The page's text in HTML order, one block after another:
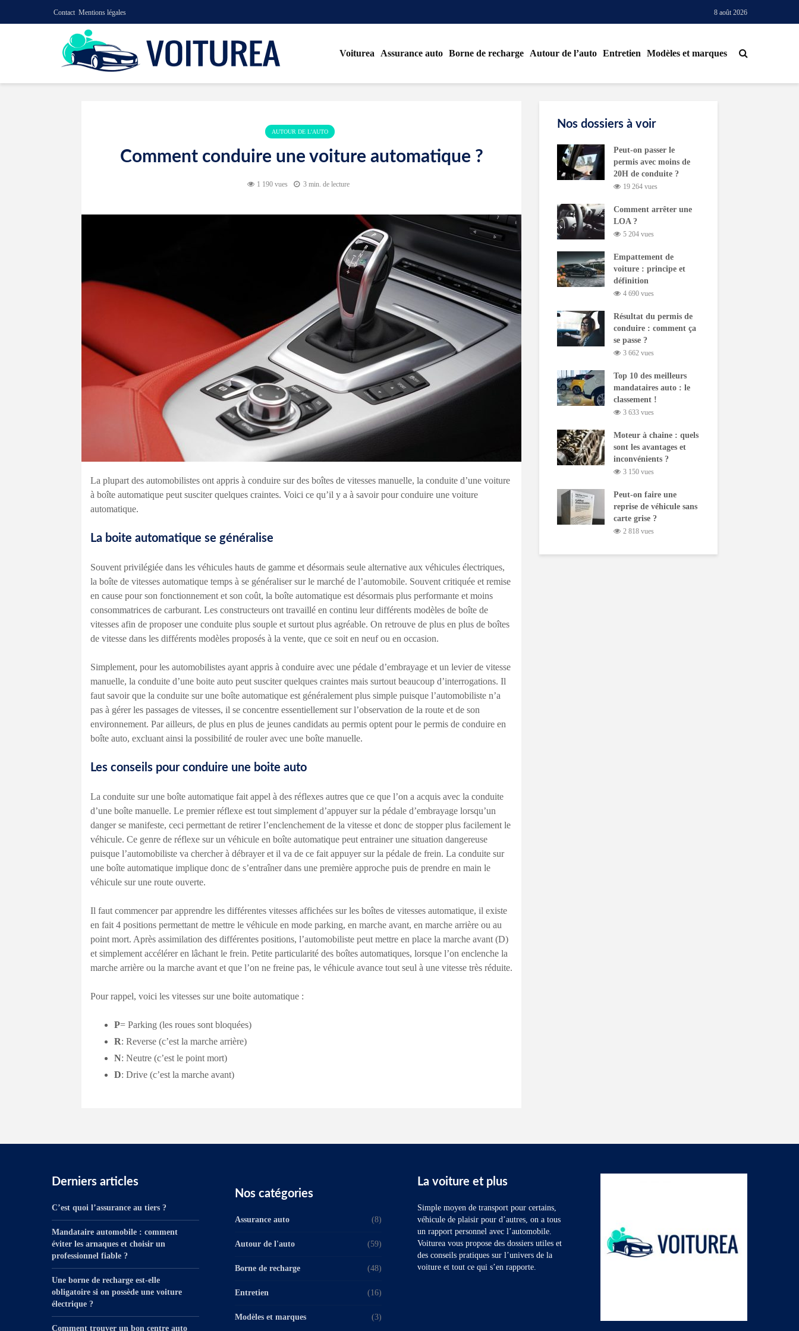
Contact Mentions légales 8 août 2026
Voiturea Assurance auto Borne de recharge Autour de l’auto Entretien Modèles et marques
AUTOUR DE L'AUTO
Comment conduire une voiture automatique ?
1 190 vues 3 min. de lecture
La plupart des automobilistes ont appris à conduire sur des boîtes de vitesses manuelle, la conduite d’une voiture
à boîte automatique peut susciter quelques craintes. Voici ce qu’il y a à savoir pour conduire une voiture
automatique.
La boite automatique se généralise
Souvent privilégiée dans les véhicules hauts de gamme et désormais seule alternative aux véhicules électriques,
la boîte de vitesses automatique temps à se généraliser sur le marché de l’automobile. Souvent critiquée et remise
en cause pour son fonctionnement et son coût, la boîte automatique est désormais plus performante et moins
consommatrices de carburant. Les constructeurs ont travaillé en continu leur différents modèles de boîte de
vitesses afin de proposer une conduite plus souple et surtout plus agréable. On retrouve de plus en plus de boîtes
de vitesse dans les différents modèles proposés à la vente, que ce soit en neuf ou en occasion.
Simplement, pour les automobilistes ayant appris à conduire avec une pédale d’embrayage et un levier de vitesse
manuelle, la conduite d’une boite auto peut susciter quelques craintes mais surtout beaucoup d’interrogations. Il
faut savoir que la conduite sur une boîte automatique est généralement plus simple puisque l’automobiliste n’a
pas à gérer les passages de vitesses, il se concentre essentiellement sur l’observation de la route et de son
environnement. Par ailleurs, de plus en plus de jeunes candidats au permis optent pour le permis de conduire en
boîte auto, excluant ainsi la possibilité de rouler avec une boîte manuelle.
Les conseils pour conduire une boite auto
La conduite sur une boîte automatique fait appel à des réflexes autres que ce que l’on a acquis avec la conduite
d’une boîte manuelle. Le premier réflexe est tout simplement d’appuyer sur la pédale d’embrayage lorsqu’un
danger se manifeste, ceci permettant de retirer l’enclenchement de la vitesse et donc de stopper plus facilement le
véhicule. Ce genre de réflexe sur un véhicule en boîte automatique peut entrainer une situation dangereuse
puisque l’automobiliste va chercher à débrayer et il va de ce fait appuyer sur la pédale de frein. La conduite sur
une boîte automatique implique donc de s’entraîner dans une première approche puis de prendre en main le
véhicule sur une route ouverte.
Il faut commencer par apprendre les différentes vitesses affichées sur les boîtes de vitesses automatique, il existe
en fait 4 positions permettant de mettre le véhicule en mode parking, en marche avant, en marche arrière ou au
point mort. Après assimilation des différentes positions, l’automobiliste peut mettre en place la marche avant (D)
et simplement accélérer en lâchant le frein. Petite particularité des boîtes automatiques, lorsque l’on enclenche la
marche arrière ou la marche avant et que l’on ne freine pas, le véhicule avance tout seul à une vitesse très réduite.
Pour rappel, voici les vitesses sur une boite automatique :
P= Parking (les roues sont bloquées)
R: Reverse (c’est la marche arrière)
N: Neutre (c’est le point mort)
D: Drive (c’est la marche avant)
Nos dossiers à voir
Peut-on passer le
permis avec moins de
20H de conduite ?
19 264 vues
Comment arrêter une
LOA ?
5 204 vues
Empattement de
voiture : principe et
définition
4 690 vues
Résultat du permis de
conduire : comment ça
se passe ?
3 662 vues
Top 10 des meilleurs
mandataires auto : le
classement !
3 633 vues
Moteur à chaine : quels
sont les avantages et
inconvénients ?
3 150 vues
Peut-on faire une
reprise de véhicule sans
carte grise ?
2 818 vues
Derniers articles
C’est quoi l’assurance au tiers ?
Mandataire automobile : comment
éviter les arnaques et choisir un
professionnel fiable ?
Une borne de recharge est-elle
obligatoire si on possède une voiture
électrique ?
Comment trouver un bon centre auto
Nos catégories
Assurance auto (8)
Autour de l'auto (59)
Borne de recharge (48)
Entretien (16)
Modèles et marques (3)
La voiture et plus
Simple moyen de transport pour certains,
véhicule de plaisir pour d’autres, on a tous
un rapport personnel avec l’automobile.
Voiturea vous propose des dossiers utiles et
des conseils pratiques sur l’univers de la
voiture et tout ce qui s’en rapporte.